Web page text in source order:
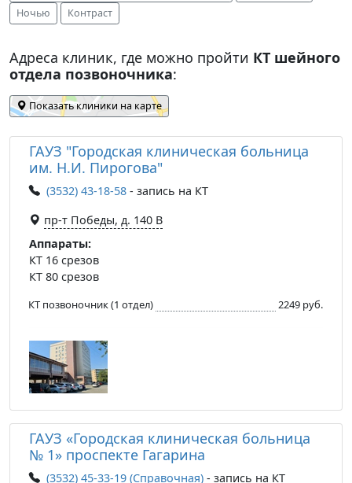
Ночью
Контраст
Адреса клиник, где можно пройти КТ шейного
отдела позвоночника:
Показать клиники на карте
ГАУЗ "Городская клиническая больница
им. Н.И. Пирогова"
(3532) 43-18-58 - запись на КТ
пр-т Победы, д. 140 B
Аппараты:
КТ 16 срезов
КТ 80 срезов
КТ позвоночник (1 отдел) 2249 руб.
ГАУЗ «Городская клиническая больница
№ 1» проспекте Гагарина
(3532) 45-33-19 (Справочная) - запись на КТ